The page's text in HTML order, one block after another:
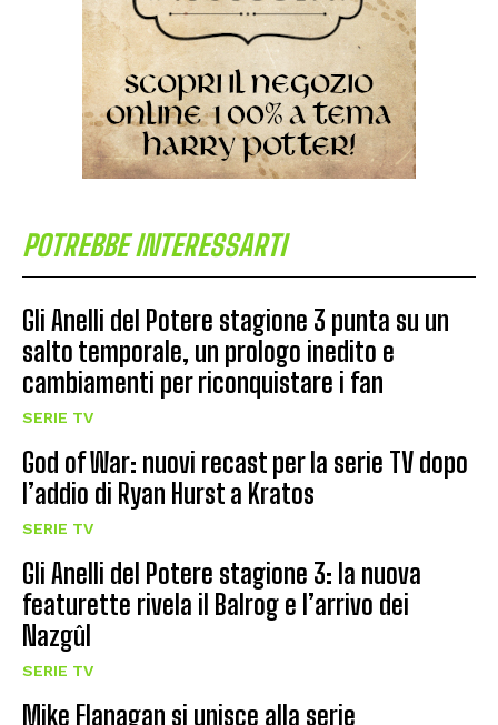
POTREBBE INTERESSARTI
Gli Anelli del Potere stagione 3 punta su un
salto temporale, un prologo inedito e
cambiamenti per riconquistare i fan
SERIE TV
God of War: nuovi recast per la serie TV dopo
l’addio di Ryan Hurst a Kratos
SERIE TV
Gli Anelli del Potere stagione 3: la nuova
featurette rivela il Balrog e l’arrivo dei
Nazgûl
SERIE TV
Mike Flanagan si unisce alla serie